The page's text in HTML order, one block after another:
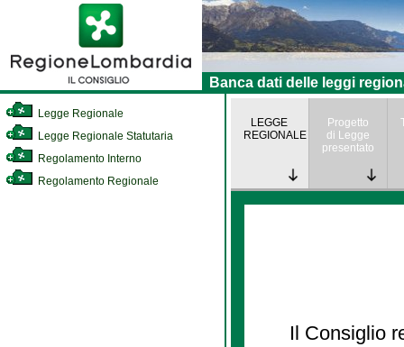
Banca dati delle leggi
Legge Regionale
Legge Regionale Statutaria
Regolamento Interno
Regolamento Regionale
LEGGE
REGIONALE
Progetto
di Legge
presentato
Il Consiglio